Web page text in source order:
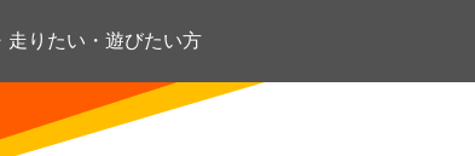
走りたい・遊びたい方